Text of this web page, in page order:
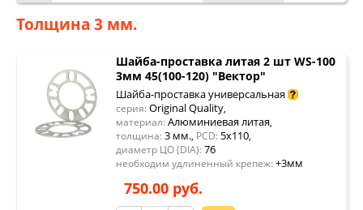
Толщина 3 мм.
Шайба-проставка литая 2 шт WS-100
3мм 45(100-120) "Вектор"
Шайба-проставка универсальная
серия: Original Quality,
материал: Алюминиевая литая,
толщина: 3 мм., PCD: 5x110,
диаметр ЦО (DIA): 76
необходим удлиненный крепеж: +3мм
750.00 руб.